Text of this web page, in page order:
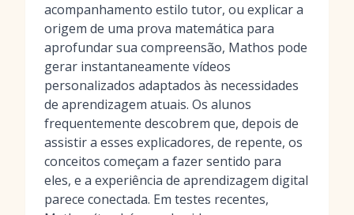
acompanhamento estilo tutor, ou explicar a
origem de uma prova matemática para
aprofundar sua compreensão, Mathos pode
gerar instantaneamente vídeos
personalizados adaptados às necessidades
de aprendizagem atuais. Os alunos
frequentemente descobrem que, depois de
assistir a esses explicadores, de repente, os
conceitos começam a fazer sentido para
eles, e a experiência de aprendizagem digital
parece conectada. Em testes recentes,